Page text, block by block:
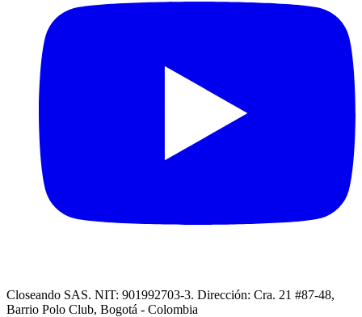
Closeando SAS. NIT: 901992703-3. Dirección: Cra. 21 #87-48,
Barrio Polo Club, Bogotá - Colombia